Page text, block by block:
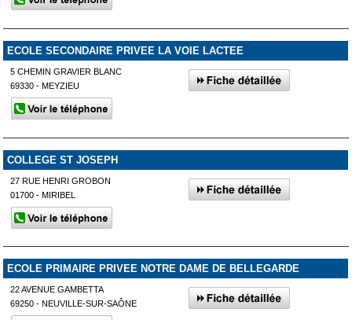
ECOLE SECONDAIRE PRIVEE LA VOIE LACTEE
5 CHEMIN GRAVIER BLANC
69330 - MEYZIEU
COLLEGE ST JOSEPH
27 RUE HENRI GROBON
01700 - MIRIBEL
ECOLE PRIMAIRE PRIVEE NOTRE DAME DE BELLEGARDE
22 AVENUE GAMBETTA
69250 - NEUVILLE-SUR-SAÔNE